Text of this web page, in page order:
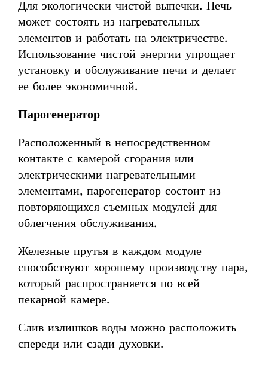
Для экологически чистой выпечки. Печь
может состоять из нагревательных
элементов и работать на электричестве.
Использование чистой энергии упрощает
установку и обслуживание печи и делает
ее более экономичной.
Парогенератор
Расположенный в непосредственном
контакте с камерой сгорания или
электрическими нагревательными
элементами, парогенератор состоит из
повторяющихся съемных модулей для
облегчения обслуживания.
Железные прутья в каждом модуле
способствуют хорошему производству пара,
который распространяется по всей
пекарной камере.
Слив излишков воды можно расположить
спереди или сзади духовки.